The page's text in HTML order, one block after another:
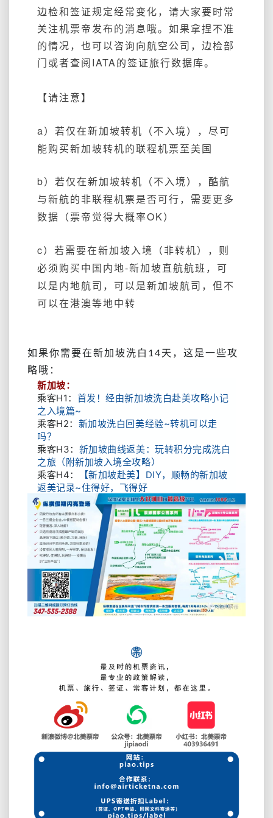
边检和签证规定经常变化，请大家要时常
关注机票帝发布的消息哦。如果拿捏不准
的情况，也可以咨询向航空公司，边检部
门或者查阅IATA的签证旅行数据库。
【请注意】
a）若仅在新加坡转机（不入境），尽可
能购买新加坡转机的联程机票至美国
b）若仅在新加坡转机（不入境），酷航
与新航的非联程机票是否可行，需要更多
数据（票帝觉得大概率OK）
c）若需要在新加坡入境（非转机），则
必须购买中国内地-新加坡直航航班，可
以是内地航司，可以是新加坡航司，但不
可以在港澳等地中转
如果你需要在新加坡洗白14天，这是一些攻
略哦：
新加坡：
乘客H1： 首发！经由新加坡洗白赴美攻略小记
之入境篇~
乘客H2： 新加坡洗白回美经验~转机可以走
吗？
乘客H3： 新加坡曲线返美：玩转积分完成洗白
之旅（附新加坡入境全攻略）
乘客H4：
【新加坡赴美】DIY，顺畅的新加坡
返美记录~住得好，飞得好